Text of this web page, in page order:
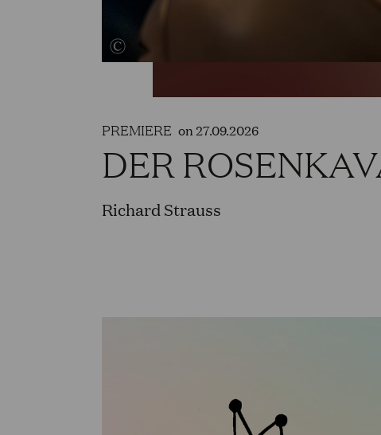
PREMIERE on 27.09.2026
DER
Richard Strauss